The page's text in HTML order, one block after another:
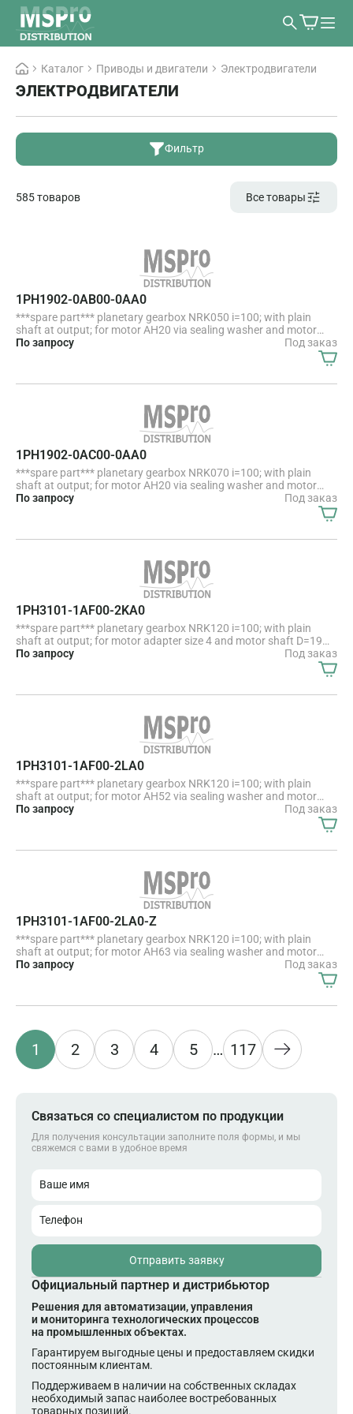
Каталог Приводы и двигатели Электродвигатели
ЭЛЕКТРОДВИГАТЕЛИ
Фильтр
585 товаров Все товары
1PH1902-0AB00-0AA0
***spare part*** planetary gearbox NRK050 i=100; with plain
shaft at output; for motor AH20 via sealing washer and motor
shaft D=8 mm
По запросу Под заказ
1PH1902-0AC00-0AA0
***spare part*** planetary gearbox NRK070 i=100; with plain
shaft at output; for motor AH20 via sealing washer and motor
shaft D=8 mm
По запросу Под заказ
1PH3101-1AF00-2KA0
***spare part*** planetary gearbox NRK120 i=100; with plain
shaft at output; for motor adapter size 4 and motor shaft D=19
mm
По запросу Под заказ
1PH3101-1AF00-2LA0
***spare part*** planetary gearbox NRK120 i=100; with plain
shaft at output; for motor AH52 via sealing washer and motor
shaft D=19 mm
По запросу Под заказ
1PH3101-1AF00-2LA0-Z
***spare part*** planetary gearbox NRK120 i=100; with plain
shaft at output; for motor AH63 via sealing washer and motor
shaft D=24 mm
По запросу Под заказ
1 2 3 4 5 … 117
Связаться со специалистом по продукции
Для получения консультации заполните поля формы, и мы
свяжемся с вами в удобное время
Ваше имя
Телефон
Отправить заявку
Официальный партнер и дистрибьютор
Решения для автоматизации, управления
и мониторинга технологических процессов
на промышленных объектах.
Гарантируем выгодные цены и предоставляем скидки
постоянным клиентам.
Поддерживаем в наличии на собственных складах
необходимый запас наиболее востребованных
товарных позиций.